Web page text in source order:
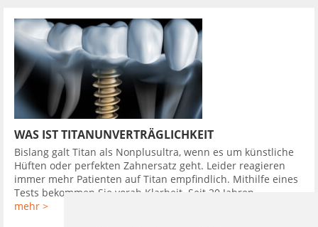
WAS IST TITANUNVERTRÄGLICHKEIT
Bislang galt Titan als Nonplusultra, wenn es um künstliche
Hüften oder perfekten Zahnersatz geht. Leider reagieren
immer mehr Patienten auf Titan empfindlich. Mithilfe eines
Tests bekommen Sie vorab Klarheit. Seit 20 Jahren ...
mehr >